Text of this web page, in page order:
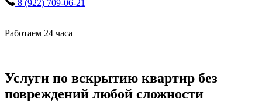
8 (922) 709-06-21
Работаем 24 часа
Услуги по вскрытию квартир без
повреждений любой сложности